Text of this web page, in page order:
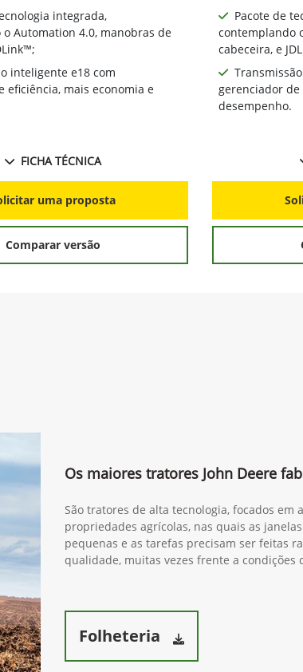
integrada,
Automation 4.0, manobras de
inteligente e18 com
eficiência, mais economia e
FICHA TÉCNICA
uma proposta
Comparar versão
Pacote de
contemplando
cabeceira, e
gerenciador
desempenho.
Os maiores tratores John Deere
São tratores de alta tecnologia, focados
propriedades agrícolas, nas quais as
pequenas e as tarefas precisam ser feitas
qualidade, muitas vezes frente a condições
Folheteria